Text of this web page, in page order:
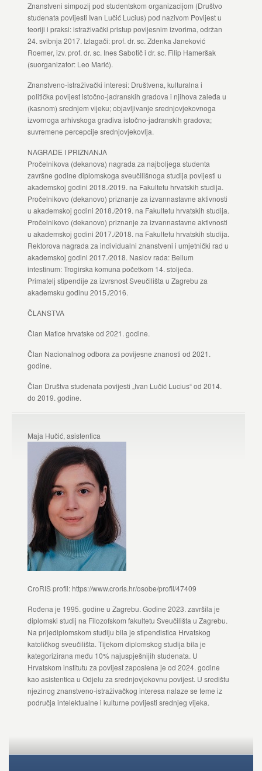
Znanstveni simpozij pod studentskom organizacijom (Društvo
studenata povijesti Ivan Lučić Lucius) pod nazivom Povijest u
teoriji i praksi: istraživački pristup povijesnim izvorima, održan
24. svibnja 2017. Izlagači: prof. dr. sc. Zdenka Janeković
Roemer, izv. prof. dr. sc. Ines Sabotič i dr. sc. Filip Hameršak
(suorganizator: Leo Marić).
Znanstveno-istraživački interesi: Društvena, kulturalna i
politička povijest istočno-jadranskih gradova i njihova zaleđa u
(kasnom) srednjem vijeku; objavljivanje srednjovjekovnoga
izvornoga arhivskoga gradiva istočno-jadranskih gradova;
suvremene percepcije srednjovjekovlja.
NAGRADE I PRIZNANJA
Pročelnikova (dekanova) nagrada za najboljega studenta
završne godine diplomskoga sveučilišnoga studija povijesti u
akademskoj godini 2018./2019. na Fakultetu hrvatskih studija.
Pročelnikovo (dekanovo) priznanje za izvannastavne aktivnosti
u akademskoj godini 2018./2019. na Fakultetu hrvatskih studija.
Pročelnikovo (dekanovo) priznanje za izvannastavne aktivnosti
u akademskoj godini 2017./2018. na Fakultetu hrvatskih studija.
Rektorova nagrada za individualni znanstveni i umjetnički rad u
akademskoj godini 2017./2018. Naslov rada: Bellum
intestinum: Trogirska komuna početkom 14. stoljeća.
Primatelj stipendije za izvrsnost Sveučilišta u Zagrebu za
akademsku godinu 2015./2016.
ČLANSTVA
Član Matice hrvatske od 2021. godine.
Član Nacionalnog odbora za povijesne znanosti od 2021.
godine.
Član Društva studenata povijesti „Ivan Lučić Lucius“ od 2014.
do 2019. godine.
Maja Hučić, asistentica
CroRIS profil: https://www.croris.hr/osobe/profil/47409
Rođena je 1995. godine u Zagrebu. Godine 2023. završila je
diplomski studij na Filozofskom fakultetu Sveučilišta u Zagrebu.
Na prijediplomskom studiju bila je stipendistica Hrvatskog
katoličkog sveučilišta. Tijekom diplomskog studija bila je
kategorizirana među 10% najuspješnijih studenata. U
Hrvatskom institutu za povijest zaposlena je od 2024. godine
kao asistentica u Odjelu za srednjovjekovnu povijest. U središtu
njezinog znanstveno-istraživačkog interesa nalaze se teme iz
područja intelektualne i kulturne povijesti srednjeg vijeka.